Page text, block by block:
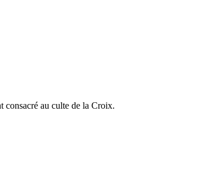
consacré au culte de la Croix.